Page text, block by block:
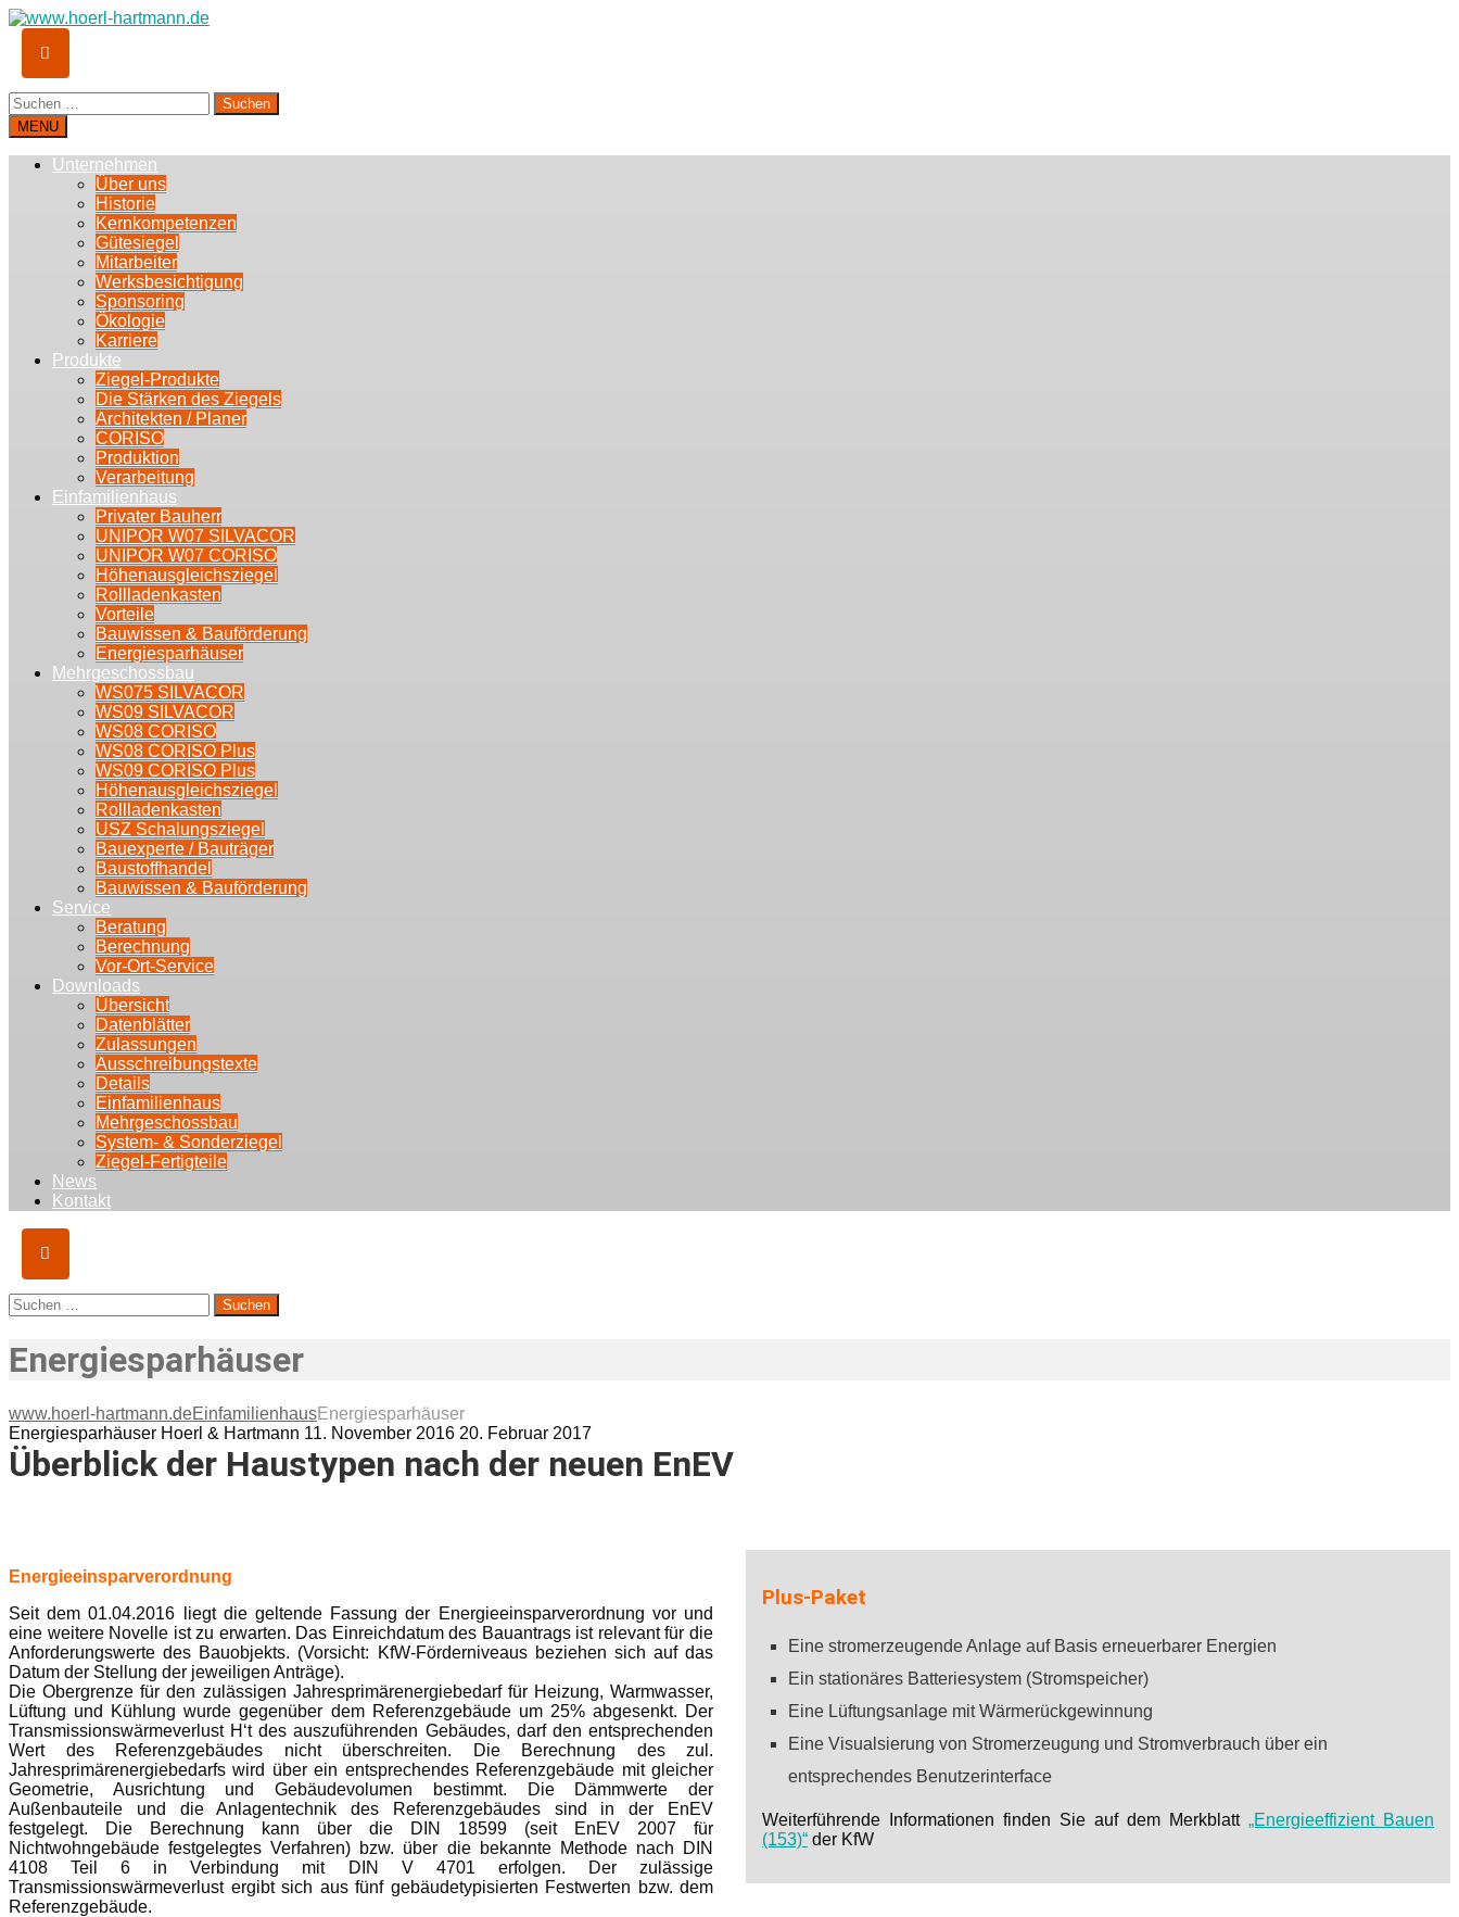
Suchen
nach:
MENU
Unternehmen
Über uns
Historie
Kernkompetenzen
Gütesiegel
Mitarbeiter
Werksbesichtigung
Sponsoring
Ökologie
Karriere
Produkte
Ziegel-Produkte
Die Stärken des Ziegels
Architekten / Planer
CORISO
Produktion
Verarbeitung
Einfamilienhaus
Privater Bauherr
UNIPOR W07 SILVACOR
UNIPOR W07 CORISO
Höhenausgleichsziegel
Rollladenkasten
Vorteile
Bauwissen & Bauförderung
Energiesparhäuser
Mehrgeschossbau
WS075 SILVACOR
WS09 SILVACOR
WS08 CORISO
WS08 CORISO Plus
WS09 CORISO Plus
Höhenausgleichsziegel
Rollladenkasten
USZ Schalungsziegel
Bauexperte / Bauträger
Baustoffhandel
Bauwissen & Bauförderung
Service
Beratung
Berechnung
Vor-Ort-Service
Downloads
Übersicht
Datenblätter
Zulassungen
Ausschreibungstexte
Details
Einfamilienhaus
Mehrgeschossbau
System- & Sonderziegel
Ziegel-Fertigteile
News
Kontakt
Suchen
nach:
Energiesparhäuser
www.hoerl-hartmann.deEinfamilienhausEnergiesparhäuser
Energiesparhäuser Hoerl & Hartmann 11. November 2016 20. Februar 2017
Überblick der Haustypen nach der neuen EnEV
Energieeinsparverordnung
Seit dem 01.04.2016 liegt die geltende Fassung der Energieeinsparverordnung vor und
eine weitere Novelle ist zu erwarten. Das Einreichdatum des Bauantrags ist relevant für die
Anforderungswerte des Bauobjekts. (Vorsicht: KfW-Förderniveaus beziehen sich auf das
Datum der Stellung der jeweiligen Anträge).
Die Obergrenze für den zulässigen Jahresprimärenergiebedarf für Heizung, Warmwasser,
Lüftung und Kühlung wurde gegenüber dem Referenzgebäude um 25% abgesenkt. Der
Transmissionswärmeverlust H‘t des auszuführenden Gebäudes, darf den entsprechenden
Wert des Referenzgebäudes nicht überschreiten. Die Berechnung des zul.
Jahresprimärenergiebedarfs wird über ein entsprechendes Referenzgebäude mit gleicher
Geometrie, Ausrichtung und Gebäudevolumen bestimmt. Die Dämmwerte der
Außenbauteile und die Anlagentechnik des Referenzgebäudes sind in der EnEV
festgelegt. Die Berechnung kann über die DIN 18599 (seit EnEV 2007 für
Nichtwohngebäude festgelegtes Verfahren) bzw. über die bekannte Methode nach DIN
4108 Teil 6 in Verbindung mit DIN V 4701 erfolgen. Der zulässige
Transmissionswärmeverlust ergibt sich aus fünf gebäudetypisierten Festwerten bzw. dem
Referenzgebäude.
Plus-Paket
Eine stromerzeugende Anlage auf Basis erneuerbarer Energien
Ein stationäres Batteriesystem (Stromspeicher)
Eine Lüftungsanlage mit Wärmerückgewinnung
Eine Visualsierung von Stromerzeugung und Stromverbrauch über ein
entsprechendes Benutzerinterface
Weiterführende Informationen finden Sie auf dem Merkblatt „Energieeffizient Bauen
(153)“ der KfW